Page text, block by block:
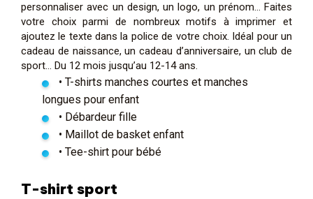
personnaliser avec un design, un logo, un prénom… Faites
votre choix parmi de nombreux motifs à imprimer et
ajoutez le texte dans la police de votre choix. Idéal pour un
cadeau de naissance, un cadeau d’anniversaire, un club de
sport… Du 12 mois jusqu’au 12-14 ans.
• T-shirts manches courtes et manches
longues pour enfant
• Débardeur fille
• Maillot de basket enfant
• Tee-shirt pour bébé
T-shirt sport